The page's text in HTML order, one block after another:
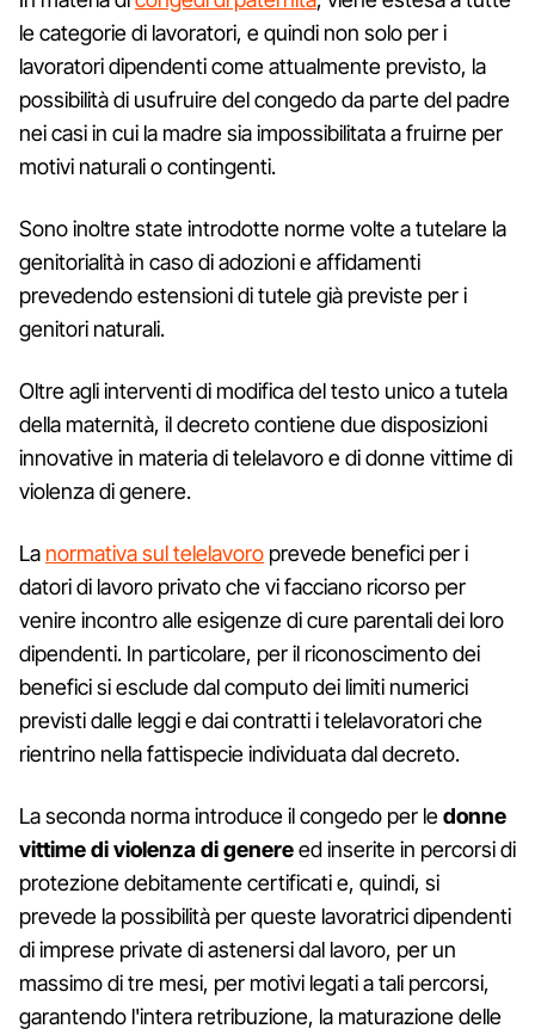
le categorie di lavoratori, e quindi non solo per i
lavoratori dipendenti come attualmente previsto, la
possibilità di usufruire del congedo da parte del padre
nei casi in cui la madre sia impossibilitata a fruirne per
motivi naturali o contingenti.
Sono inoltre state introdotte norme volte a tutelare la
genitorialità in caso di adozioni e affidamenti
prevedendo estensioni di tutele già previste per i
genitori naturali.
Oltre agli interventi di modifica del testo unico a tutela
della maternità, il decreto contiene due disposizioni
innovative in materia di telelavoro e di donne vittime di
violenza di genere.
La normativa sul telelavoro prevede benefici per i
datori di lavoro privato che vi facciano ricorso per
venire incontro alle esigenze di cure parentali dei loro
dipendenti. In particolare, per il riconoscimento dei
benefici si esclude dal computo dei limiti numerici
previsti dalle leggi e dai contratti i telelavoratori che
rientrino nella fattispecie individuata dal decreto.
La seconda norma introduce il congedo per ledonne
vittime di violenza di genereed inserite in percorsi di
protezione debitamente certificati e, quindi, si
prevede la possibilità per queste lavoratrici dipendenti
di imprese private di astenersi dal lavoro, per un
massimo di tre mesi, per motivi legati a tali percorsi,
garantendo l'intera retribuzione, la maturazione delle